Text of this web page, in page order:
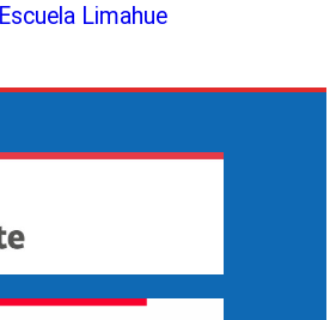
Escuela Limahue